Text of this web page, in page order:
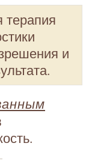
терапия
и